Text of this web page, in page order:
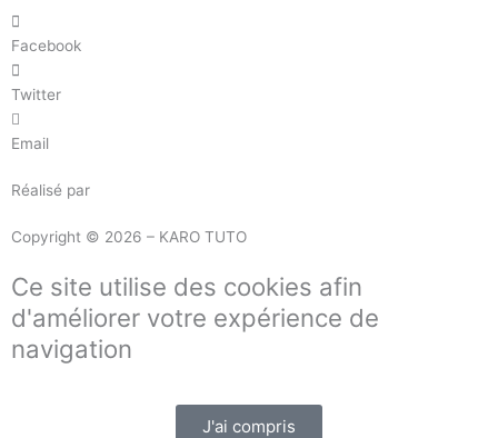
Facebook
Twitter
Email
Réalisé par
Copyright © 2026 – KARO TUTO
Ce site utilise des cookies afin
d'améliorer votre expérience de
navigation
J'ai compris